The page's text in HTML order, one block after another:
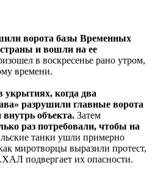
ворота базы Временных
и вошли на ее
в воскресенье рано утром,
времени.
когда два
разрушили главные ворота
объекта. Затем
раз потребовали, чтобы на
танки ушли примерно
миротворцы выразили протест,
подвергает их опасности.